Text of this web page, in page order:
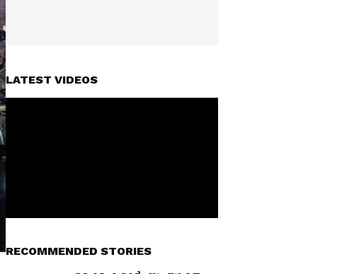
LATEST VIDEOS
RECOMMENDED STORIES